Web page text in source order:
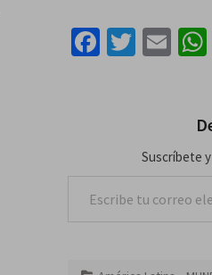
Facebook
Suscríbete